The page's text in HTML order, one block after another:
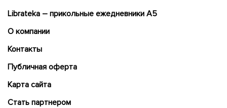
Librateka – прикольные ежедневники А5
О компании
Контакты
Публичная оферта
Карта сайта
Cтать партнером